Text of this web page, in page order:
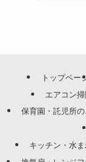
トップペー
エアコン
保育園・託児所
キッチン・水